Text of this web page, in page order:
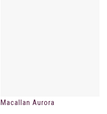
Macallan Aurora